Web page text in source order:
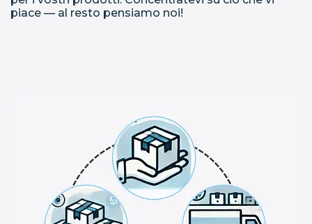
piace — al resto pensiamo noi!